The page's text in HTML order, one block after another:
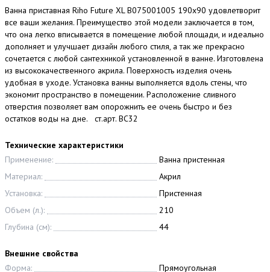
Ванна приставная Riho Future XL B075001005 190x90 удовлетворит
все ваши желания. Преимущество этой модели заключается в том,
что она легко вписывается в помещение любой площади, и идеально
дополняет и улучшает дизайн любого стиля, а так же прекрасно
сочетается с любой сантехникой установленной в ванне. Изготовлена
из высококачественного акрила. Поверхность изделия очень
удобная в уходе. Установка ванны выполняется вдоль стены, что
экономит пространство в помещении. Расположение сливного
отверстия позволяет вам опорожнить ее очень быстро и без
остатков воды на дне. ст.арт. BC32
Технические характеристики
Применение:
Ванна пристенная
Материал:
Акрил
Установка:
Пристенная
Объем (л.):
210
Глубина (см):
44
Внешние свойства
Форма:
Прямоугольная